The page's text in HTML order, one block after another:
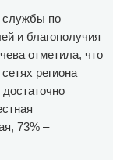
службы по
и благополучия
отметила, что
региона
73% –